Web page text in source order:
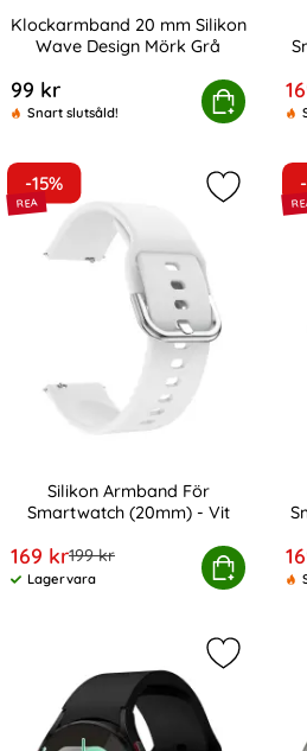
Klockarmband 20 mm Silikon
Wave Design Mörk Grå
99 kr
Snart slutsåld!
Köp
20 mm Silikon Wave
-15%
Silikon Armband För
Smartwatch (20mm) - Vit
rea pris
169 krtidigare pris
199 kr
Tillgänglighet:
Lagervara
Köp
Silikon Armband För
Markera
Markera